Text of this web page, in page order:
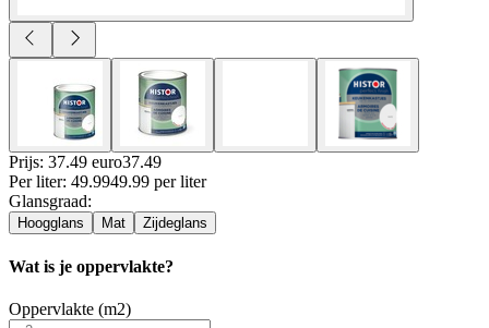
Prijs: 37.49 euro37.49
Per liter: 49.9949.99 per liter
Glansgraad:
Hoogglans Mat Zijdeglans
Wat is je oppervlakte?
Oppervlakte (m2)